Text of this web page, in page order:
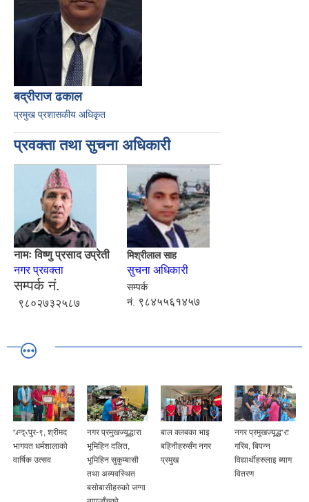
बद्रीराज ढकाल
प्रमुख प्रशासकीय अधिकृत
प्रवक्ता तथा सुचना अधिकारी
नामः विष्णु प्रसाद उप्रेती मिश्रीलाल साह
नगर प्रवक्ता सुचना अधिकारी
सम्पर्क नं.
९८०२७३२५८७
सम्पर्क
नं.
९८४५५६१४५७
चन्द्रपुर-९, श्रीमद
भागवत धर्मशालाको
वार्षिक उत्सव
नगर प्रमुखज्यूद्धारा
भूमिहिन दलित,
भूमिहिन सुकुम्बासी
तथा अव्यवस्थित
बसोबासीहरुको जग्गा
बाल क्लबका भाइ
बहिनीहरुसँग नगर
प्रमुख
नगर प्रमुखज्यूद्धारा
गरिब, बिपन्न
विद्यार्थीहरुलाइ ब्याग
वितरण